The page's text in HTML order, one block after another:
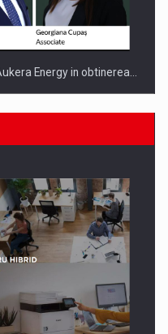
Energy in obtinerea…
DE AFACERI, ACADEMIC